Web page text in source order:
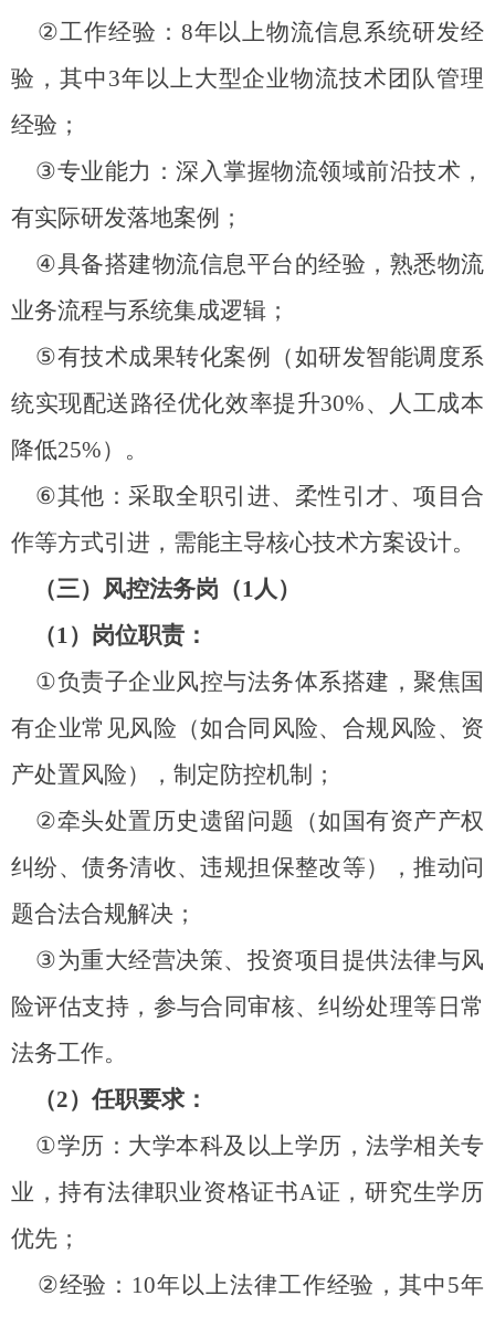
②工作经验： 8年以上物流信息系统研发经
验，其中3年以上大型企业物流技术团队管理
经验；
③专业能力：深入掌握物流领域前沿技术，
有实际研发落地案例；
④具备搭建物流信息平台的经验，熟悉物流
业务流程与系统集成逻辑；
⑤有技术成果转化案例（如研发智能调度系
统实现配送路径优化效率提升30%、人工成本
降低25%）。
⑥其他：采取全职引进、柔性引才、项目合
作等方式引进，需能主导核心技术方案设计。
（三）风控法务岗（1人）
（1）岗位职责：
①负责子企业风控与法务体系搭建，聚焦国
有企业常见风险（如合同风险、合规风险、资
产处置风险），制定防控机制；
②牵头处置历史遗留问题（如国有资产产权
纠纷、债务清收、违规担保整改等），推动问
题合法合规解决；
③为重大经营决策、投资项目提供法律与风
险评估支持，参与合同审核、纠纷处理等日常
法务工作。
（2）任职要求：
①学历：大学本科及以上学历，法学相关专
业，持有法律职业资格证书A证，研究生学历
优先；
②经验： 10年以上法律工作经验，其中5年